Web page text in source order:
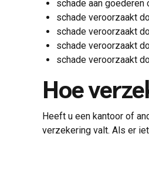
schade aan
schade veroorzaakt
schade veroorzaakt
schade veroorzaakt
schade veroorzaakt
Hoe
Heeft u een kantoor of
verzekering valt. Als er